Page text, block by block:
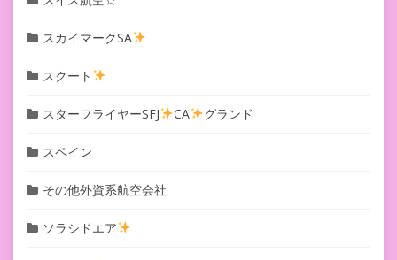
スカイマークSA
スクート
スターフライヤーSFJ CA グランド
スペイン
その他外資系航空会社
ソラシドエア